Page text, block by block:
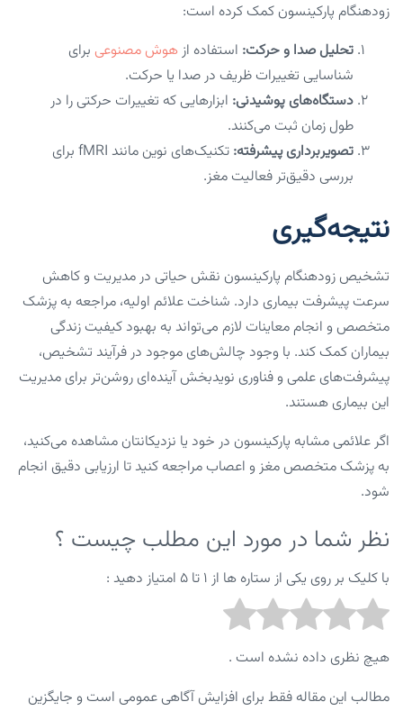
زودهنگام پارکینسون کمک کرده است:
تحلیل صدا و حرکت: استفاده ازهوش مصنوعی برای
شناسایی تغییرات ظریف در صدا یا حرکت.
دستگاه‌های پوشیدنی: ابزارهایی که تغییرات حرکتی را در
طول زمان ثبت می‌کنند.
تصویربرداری پیشرفته:
تکنیک‌های نوین مانند fMRI برای
بررسی دقیق‌تر فعالیت مغز.
نتیجه‌گیری
تشخیص زودهنگام پارکینسون نقش حیاتی در مدیریت و کاهش
سرعت پیشرفت بیماری دارد. شناخت علائم اولیه، مراجعه به پزشک
متخصص و انجام معاینات لازم می‌تواند به بهبود کیفیت زندگی
بیماران کمک کند. با وجود چالش‌های موجود در فرآیند تشخیص،
پیشرفت‌های علمی و فناوری نویدبخش آینده‌ای روشن‌تر برای مدیریت
این بیماری هستند.
اگر علائمی مشابه پارکینسون در خود یا نزدیکانتان مشاهده می‌کنید،
به پزشک متخصص مغز و اعصاب مراجعه کنید تا ارزیابی دقیق انجام
شود.
نظر شما در مورد این مطلب چیست ؟
با کلیک بر روی یکی از ستاره ها از ۱ تا ۵ امتیاز دهید :
هیچ نظری داده نشده است .
مطالب این مقاله فقط برای افزایش آگاهی عمومی است و جایگزین